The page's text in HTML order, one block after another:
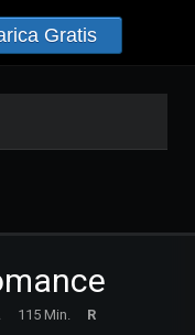
Gratis
115 Min.
R